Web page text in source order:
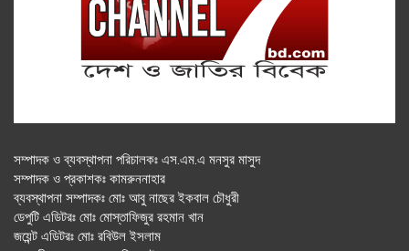
সম্পাদক ও ব্যবস্থাপনা পরিচালকঃ এস.এম.এ মনসুর মাসুদ
সম্পাদক ও প্রকাশকঃ কামরুননাহার
ব্যবস্থাপনা সম্পাদকঃ মোঃ আবু নাছের ইকবাল চৌধুরী
ডেপুটি এডিটরঃ মোঃ মোস্তাফিজুর রহমান খান
জয়েন্ট এডিটরঃ মোঃ রবিউল ইসলাম